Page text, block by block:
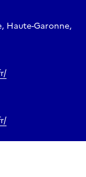
Haute-Garonne,